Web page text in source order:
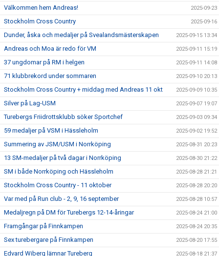
Välkommen hem Andreas! 2025-09-23
Stockholm Cross Country 2025-09-16
Dunder, åska och medaljer på Svealandsmästerskapen 2025-09-15 13:34
Andreas och Moa är redo för VM 2025-09-11 15:19
37 ungdomar på RM i helgen 2025-09-11 14:08
71 klubbrekord under sommaren 2025-09-10 20:13
Stockholm Cross Country + middag med Andreas 11 okt 2025-09-09 10:35
Silver på Lag-USM 2025-09-07 19:07
Turebergs Friidrottsklubb söker Sportchef 2025-09-03 09:34
59 medaljer på VSM i Hässleholm 2025-09-02 19:52
Summering av JSM/USM i Norrköping 2025-08-31 20:23
13 SM-medaljer på två dagar i Norrköping 2025-08-30 21:22
SM i både Norrköping och Hässleholm 2025-08-28 21:21
Stockholm Cross Country - 11 oktober 2025-08-28 20:20
Var med på Run club - 2, 9, 16 september 2025-08-28 10:57
Medaljregn på DM för Turebergs 12-14-åringar 2025-08-24 21:00
Framgångar på Finnkampen 2025-08-24 20:35
Sex turebergare på Finnkampen 2025-08-20 17:55
Edvard Wiberg lämnar Tureberg 2025-08-18 21:37